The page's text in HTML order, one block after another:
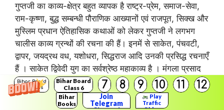
Bihar Board
Solutions
Bihar Board
Class 6
7 8 9 10 11 12
Bihar
Books
Join
Telegram
Play
Traffic
गुप्तजी का काव्य-क्षेत्र बहुत व्यापक है राष्ट्र-प्रेम, समाज-सेवा,
राम-कृष्णा, बुद्ध सम्बन्धी पौराणिक आख्यानों एवं राजपूत, सिक्ख और
मुस्लिम प्रधान ऐतिहासिक कथाओं को लेकर गुप्तजी ने लगभग
चालीस काव्य ग्रन्थों की रचना की हैं। इनमें से साकेत, पंचवटी,
द्वापर, जयद्रथ वध, यशोधरा, सिद्धराज आदि उनकी प्रसिद्ध रचनाएँ
हैं । साकेत द्विवेदी युग का सर्वश्रेष्ठ महाकाव्य है । मंगला प्रसाद
पारितोषिक द्वारा यह महाकाव्य सम्मानित हो चका है।
काव्य कृतियों की भाँति गुप्तजी के काव्य का भाव क्षेत्र बड़ा विराट